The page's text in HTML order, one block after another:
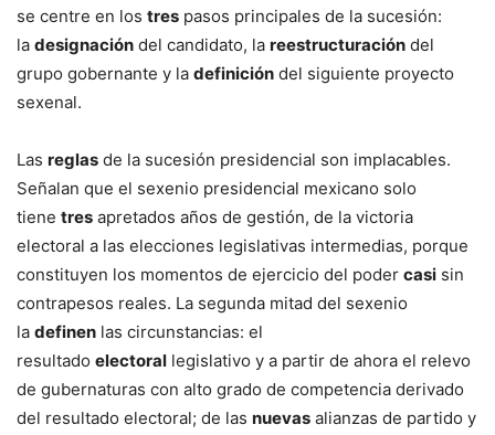
se centre en los tres pasos principales de la sucesión:
la designación del candidato, la reestructuración del
grupo gobernante y la definición del siguiente proyecto
sexenal.
Las reglas de la sucesión presidencial son implacables.
Señalan que el sexenio presidencial mexicano solo
tiene tres apretados años de gestión, de la victoria
electoral a las elecciones legislativas intermedias, porque
constituyen los momentos de ejercicio del poder casi sin
contrapesos reales. La segunda mitad del sexenio
la definen las circunstancias: el
resultado electoral legislativo y a partir de ahora el relevo
de gubernaturas con alto grado de competencia derivado
del resultado electoral; de las nuevas alianzas de partido y